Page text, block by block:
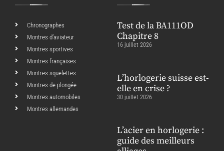
Chronographes
Montres d’aviateur
Montres sportives
Montres françaises
Montres squelettes
Montres de plongée
Montres automobiles
Montres allemandes
Test de la BA111OD
Chapitre 8
16 juillet 2026
L’horlogerie suisse est-
elle en crise ?
30 juillet 2026
L’acier en horlogerie :
guide des meilleurs